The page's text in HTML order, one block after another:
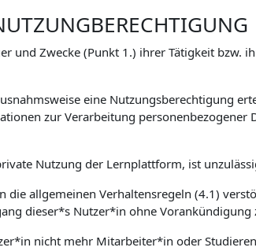
und Zwecke (Punkt 1.) ihrer Tätigkeit bzw.
eine Nutzungsberechtigung
zur Verarbeitung personenbezogener
Nutzung der Lernplattform, ist
allgemeinen Verhaltensregeln (4.1)
dieser*s Nutzer*in ohne Vorankündigung
nicht mehr Mitarbeiter*in oder